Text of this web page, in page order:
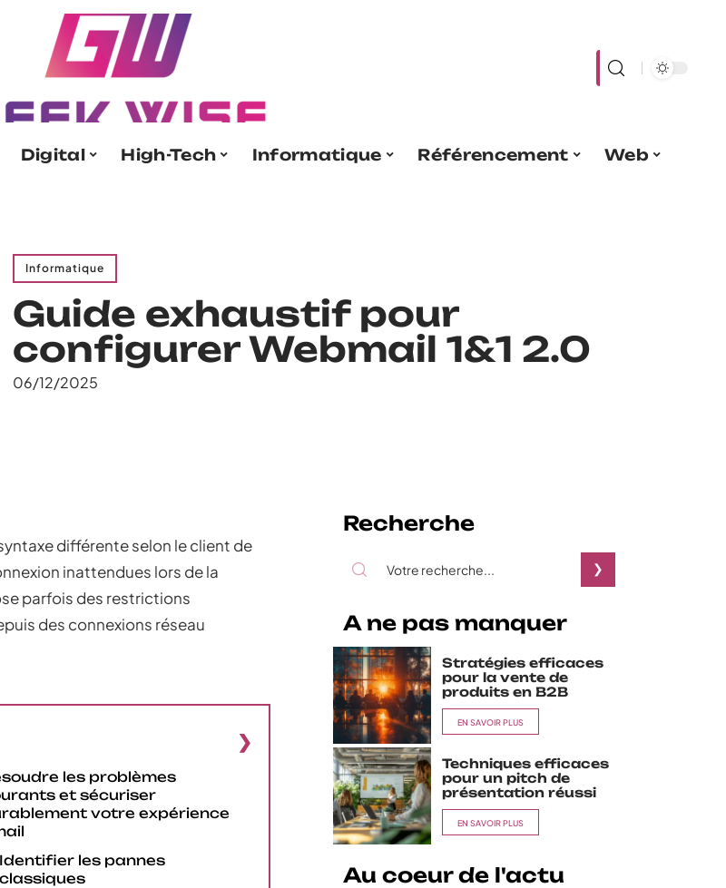
Digital High-Tech Informatique Référencement Web
Informatique
Guide exhaustif pour
configurer Webmail 1&1 2.0
06/12/2025
différente selon le client de
inattendues lors de la
parfois des restrictions
des connexions réseau
les problèmes
et sécuriser
votre expérience
Identifier les pannes
classiques
Recherche
A ne pas manquer
Stratégies efficaces
pour la vente de
produits en B2B
EN SAVOIR PLUS
Techniques efficaces
pour un pitch de
présentation réussi
EN SAVOIR PLUS
Au coeur de l'actu